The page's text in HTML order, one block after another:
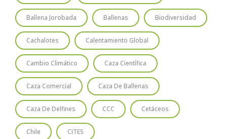
Ballena Jorobada Ballenas Biodiversidad
Cachalotes Calentamiento Global
Cambio Climático Caza Científica
Caza Comercial Caza De Ballenas
Caza De Delfines CCC Cetáceos
Chile CITES